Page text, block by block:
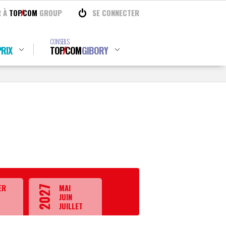
À TOPCOM GROUP SE CONNECTER
CONSEILS
TOPCOMGIBORY
2027
MAI
JUIN
JUILLET